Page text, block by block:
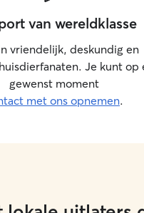
van wereldklasse
vriendelijk, deskundig en
Je kunt op
gewenst moment
met ons opnemen.